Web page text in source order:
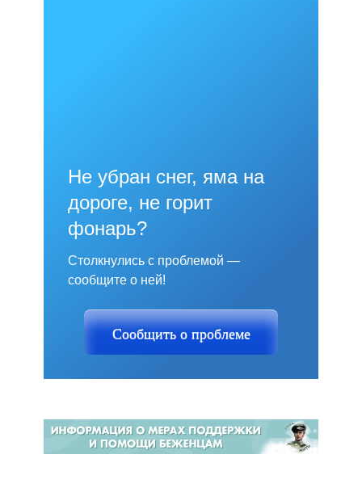
Не убран снег, яма на
дороге, не горит
фонарь?
Столкнулись с проблемой —
сообщите о ней!
Сообщить о проблеме